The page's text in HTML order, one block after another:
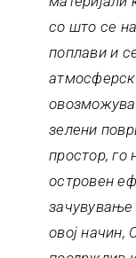
со што се
поплави и
зелени
простор, го
островен
зачувување
овој начин,